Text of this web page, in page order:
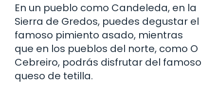
En un pueblo como Candeleda, en la
Sierra de Gredos, puedes degustar el
famoso pimiento asado, mientras
que en los pueblos del norte, como O
Cebreiro, podrás disfrutar del famoso
queso de tetilla.